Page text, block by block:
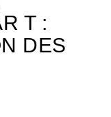
T :
DES